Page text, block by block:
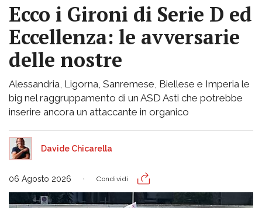
Ecco i Gironi di Serie D ed
Eccellenza: le avversarie
delle nostre
Alessandria, Ligorna, Sanremese, Biellese e Imperia le
big nel raggruppamento di un ASD Asti che potrebbe
inserire ancora un attaccante in organico
Davide Chicarella
06 Agosto 2026 Condividi